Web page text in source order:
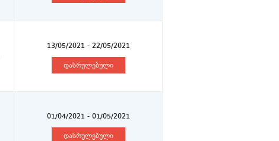
13/05/2021 - 22/05/2021
დასრულებული
01/04/2021 - 01/05/2021
დასრულებული